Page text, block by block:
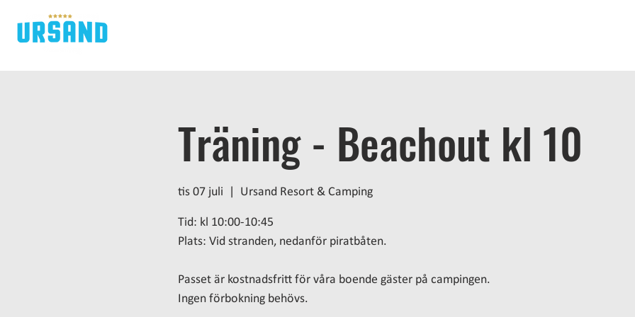
Träning - Beachout kl 10
tis 07 juli Ursand Resort & Camping
Tid: kl 10:00-10:45
Plats: Vid stranden, nedanför piratbåten.
Passet är kostnadsfritt för våra boende gäster på campingen.
Ingen förbokning behövs.